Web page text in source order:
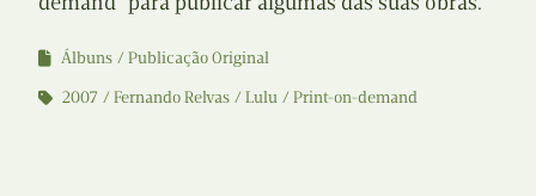
Álbuns
Publicação Original
2007
Fernando Relvas Lulu Print-on-demand